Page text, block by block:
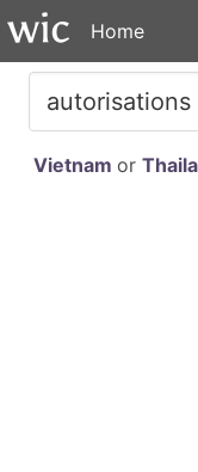
Home
Vietnam or